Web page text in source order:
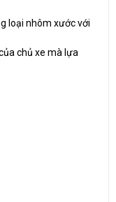
loại nhôm xước với
chủ xe mà lựa